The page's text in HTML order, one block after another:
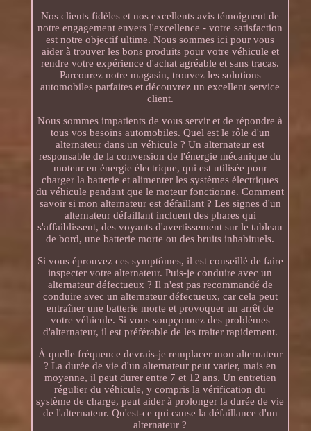
Nos clients fidèles et nos excellents avis témoignent de
notre engagement envers l'excellence - votre satisfaction
est notre objectif ultime. Nous sommes ici pour vous
aider à trouver les bons produits pour votre véhicule et
rendre votre expérience d'achat agréable et sans tracas.
Parcourez notre magasin, trouvez les solutions
automobiles parfaites et découvrez un excellent service
client.
Nous sommes impatients de vous servir et de répondre à
tous vos besoins automobiles. Quel est le rôle d'un
alternateur dans un véhicule ? Un alternateur est
responsable de la conversion de l'énergie mécanique du
moteur en énergie électrique, qui est utilisée pour
charger la batterie et alimenter les systèmes électriques
du véhicule pendant que le moteur fonctionne. Comment
savoir si mon alternateur est défaillant ? Les signes d'un
alternateur défaillant incluent des phares qui
s'affaiblissent, des voyants d'avertissement sur le tableau
de bord, une batterie morte ou des bruits inhabituels.
Si vous éprouvez ces symptômes, il est conseillé de faire
inspecter votre alternateur. Puis-je conduire avec un
alternateur défectueux ? Il n'est pas recommandé de
conduire avec un alternateur défectueux, car cela peut
entraîner une batterie morte et provoquer un arrêt de
votre véhicule. Si vous soupçonnez des problèmes
d'alternateur, il est préférable de les traiter rapidement.
À quelle fréquence devrais-je remplacer mon alternateur
? La durée de vie d'un alternateur peut varier, mais en
moyenne, il peut durer entre 7 et 12 ans. Un entretien
régulier du véhicule, y compris la vérification du
système de charge, peut aider à prolonger la durée de vie
de l'alternateur. Qu'est-ce qui cause la défaillance d'un
alternateur ?